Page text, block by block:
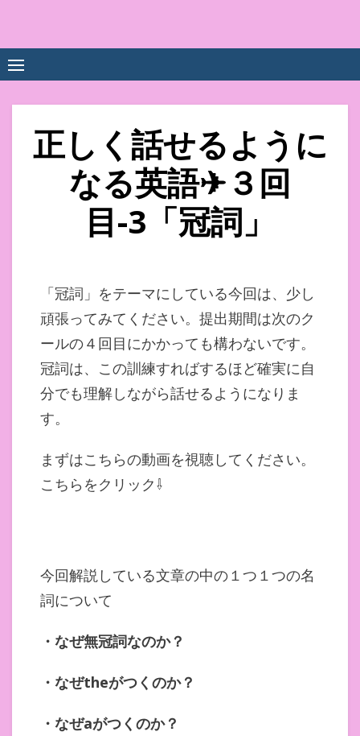
content
数UPｽｸｰﾙ
正しく話せるように
なる英語✈３回
目-3「冠詞」
「冠詞」をテーマにしている今回は、少し
頑張ってみてください。提出期間は次のク
ールの４回目にかかっても構わないです。
冠詞は、この訓練すればするほど確実に自
分でも理解しながら話せるようになりま
す。
まずはこちらの動画を視聴してください。
こちらをクリック⇩
今回解説している文章の中の１つ１つの名
詞について
・なぜ無冠詞なのか？
・なぜtheがつくのか？
・なぜaがつくのか？